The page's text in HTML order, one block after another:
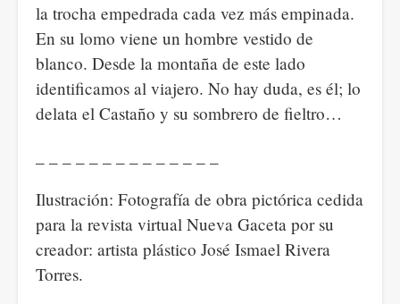
la trocha empedrada cada vez más empinada.
En su lomo viene un hombre vestido de
blanco. Desde la montaña de este lado
identificamos al viajero. No hay duda, es él; lo
delata el Castaño y su sombrero de fieltro…
Ilustración: Fotografía de obra pictórica cedida
para la revista virtual Nueva Gaceta por su
creador: artista plástico José Ismael Rivera
Torres.